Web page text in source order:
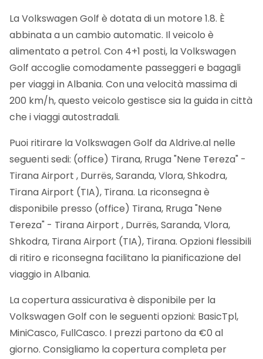
La Volkswagen Golf è dotata di un motore 1.8. È
abbinata a un cambio automatic. Il veicolo è
alimentato a petrol. Con 4+1 posti, la Volkswagen
Golf accoglie comodamente passeggeri e bagagli
per viaggi in Albania. Con una velocità massima di
200 km/h, questo veicolo gestisce sia la guida in città
che i viaggi autostradali.
Puoi ritirare la Volkswagen Golf da Aldrive.al nelle
seguenti sedi: (office) Tirana, Rruga "Nene Tereza" -
Tirana Airport , Durrës, Saranda, Vlora, Shkodra,
Tirana Airport (TIA), Tirana. La riconsegna è
disponibile presso (office) Tirana, Rruga "Nene
Tereza" - Tirana Airport , Durrës, Saranda, Vlora,
Shkodra, Tirana Airport (TIA), Tirana. Opzioni flessibili
di ritiro e riconsegna facilitano la pianificazione del
viaggio in Albania.
La copertura assicurativa è disponibile per la
Volkswagen Golf con le seguenti opzioni: BasicTpl,
MiniCasco, FullCasco. I prezzi partono da €0 al
giorno. Consigliamo la copertura completa per